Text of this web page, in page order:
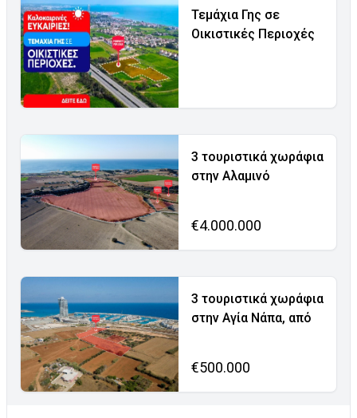
Τεμάχια Γης σε
Οικιστικές Περιοχές
3 τουριστικά χωράφια
στην Αλαμινό
€4.000.000
3 τουριστικά χωράφια
στην Αγία Νάπα, από
€500.000